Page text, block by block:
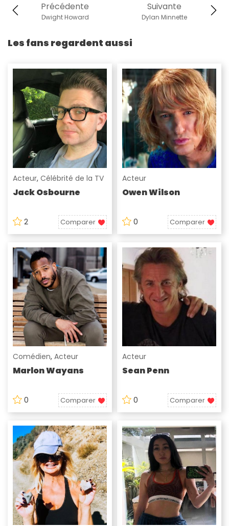
Suivante
Dylan Minnette
Précédente
Dwight Howard
Les fans regardent aussi
Acteur, Célébrité de la TV
Jack Osbourne
2 Comparer
Acteur
Owen Wilson
0 Comparer
Comédien, Acteur
Marlon Wayans
0 Comparer
Acteur
Sean Penn
0 Comparer